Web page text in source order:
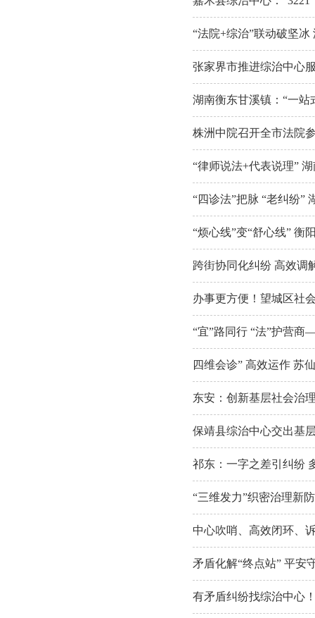
“法院+综治”联动破坚
张家界市推进综治中心
湖南衡东甘溪镇：“一站
株洲中院召开全市法院
“律师说法+代表说理”
“四诊法”把脉 “老纠纷”
“烦心线”变“舒心线” 衡
跨街协同化纠纷 高效调
办事更方便！望城区社
“宜”路同行 “法”护营
四维会诊” 高效运作 苏
东安：创新基层社会治
保靖县综治中心交出基
祁东：一字之差引纠纷
“三维发力”织密治理新
中心吹哨、高效闭环、
矛盾化解“终点站” 平安
有矛盾纠纷找综治中心